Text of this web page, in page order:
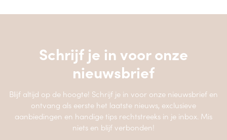
Schrijf je in voor onze
nieuwsbrief
Blijf altijd op de hoogte! Schrijf je in voor onze nieuwsbrief en
ontvang als eerste het laatste nieuws, exclusieve
aanbiedingen en handige tips rechtstreeks in je inbox. Mis
niets en blijf verbonden!